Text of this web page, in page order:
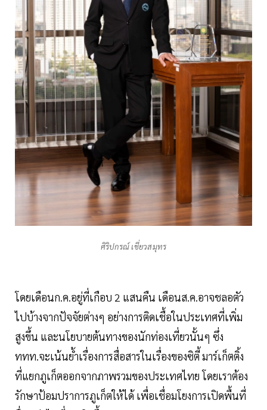
ศิริปกรณ์ เชี่ยวสมุทร
โดยเดือนก.ค.อยู่ที่เกือบ 2 แสนคืน เดือนส.ค.อาจชลอตัว
ไปบ้างจากปัจจัยต่างๆ อย่างการติดเชื้อในประเทศที่เพิ่ม
สูงขึ้น และนโยบายต้นทางของนักท่องเที่ยวนั้นๆ ซึ่ง
ททท.จะเน้นย้ำเรื่องการสื่อสารในเรื่องของซิตี้ มาร์เก็ตติ้ง
ที่แยกภูเก็ตออกจากภาพรวมของประเทศไทย โดยเราต้อง
รักษาป้อมปราการภูเก็ตให้ได้ เพื่อเชื่อมโยงการเปิดพื้นที่